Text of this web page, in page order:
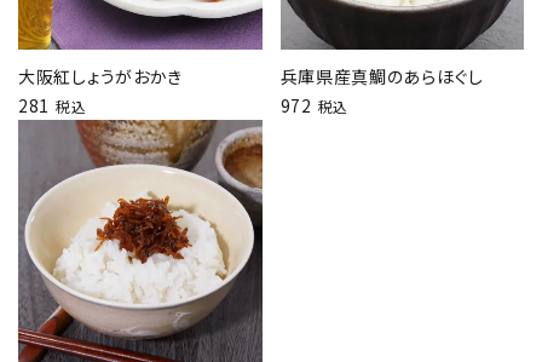
大阪紅しょうがおかき
281 税込
兵庫県産真鯛のあらほぐし
972 税込